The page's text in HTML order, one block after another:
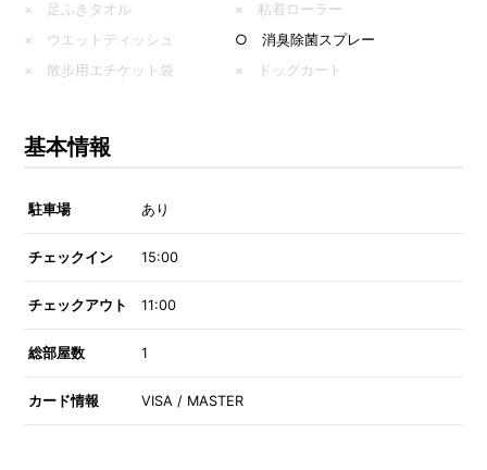
× 足ふきタオル
× 粘着ローラー
× ウエットティッシュ
○ 消臭除菌スプレー
× 散歩用エチケット袋
× ドッグカート
基本情報
駐車場 あり
チェックイン 15:00
チェックアウト 11:00
総部屋数 1
カード情報 VISA / MASTER